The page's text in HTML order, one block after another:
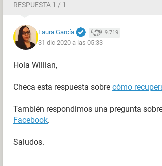
RESPUESTA 1 / 1
Laura García 9.719
31 dic 2020 a las 05:33
Hola Willian,
Checa esta respuesta sobre cómo
También respondimos una pregunta
Facebook.
Saludos.